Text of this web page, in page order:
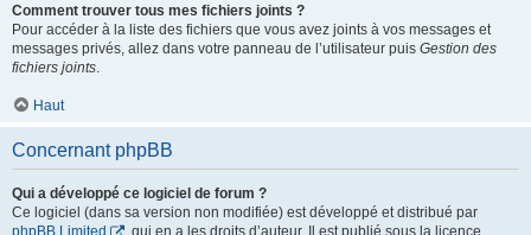
Comment trouver tous mes fichiers joints ?
Pour accéder à la liste des fichiers que vous avez joints à vos messages et
messages privés, allez dans votre panneau de l’utilisateur puis Gestion des
fichiers joints.
Haut
Concernant phpBB
Qui a développé ce logiciel de forum ?
Ce logiciel (dans sa version non modifiée) est développé et distribué par
phpBB Limited
, qui en a les droits d’auteur. Il est publié sous la licence